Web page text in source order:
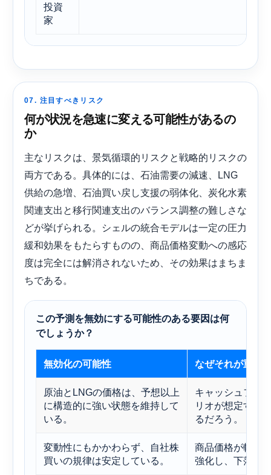
投資
家
07. 注目すべきリスク
何が状況を急速に変える可能性があるの
か
主なリスクは、景気循環的リスクと戦略的リスクの
両方である。具体的には、石油需要の減速、LNG
供給の急増、石油買い戻し支援の弱体化、炭化水素
関連支出と移行関連支出のバランス調整の難しさな
どが挙げられる。シェルの統合モデルは一定の圧力
緩和効果をもたらすものの、商品価格変動への感応
度は完全には解消されないため、その効果はまちま
ちである。
この予測を無効にする可能性のある要因は何
でしょうか？
無効化の可能性 なぜそれが重要
原油とLNGの価格は、予想以上
に構造的に強い状態を維持して
いる。
キャッシュフロ
リオが想定する
るだろう。
変動性にもかかわらず、自社株
買いの規律は安定している。
商品価格が軟調
強化し、下落リ